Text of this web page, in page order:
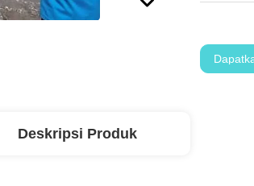
Deskripsi Produk